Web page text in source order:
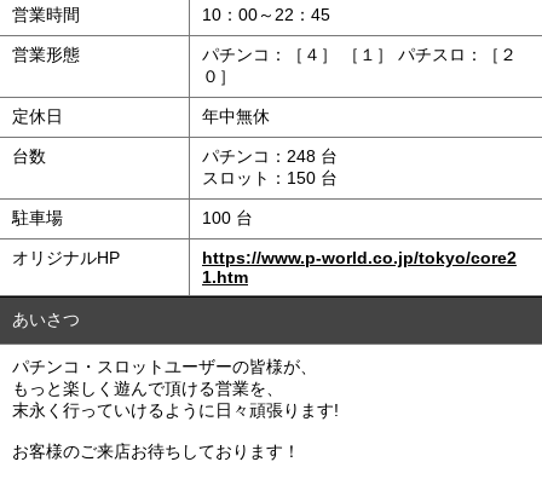
営業時間 10：00～22：45
営業形態
パチンコ：［４］ ［１］ パチスロ：［２
０］
定休日 年中無休
台数
パチンコ：248 台
スロット：150 台
駐車場 100 台
オリジナルHP
https://www.p-world.co.jp/tokyo/core2
1.htm
あいさつ
パチンコ・スロットユーザーの皆様が、
もっと楽しく遊んで頂ける営業を、
末永く行っていけるように日々頑張ります!
お客様のご来店お待ちしております！